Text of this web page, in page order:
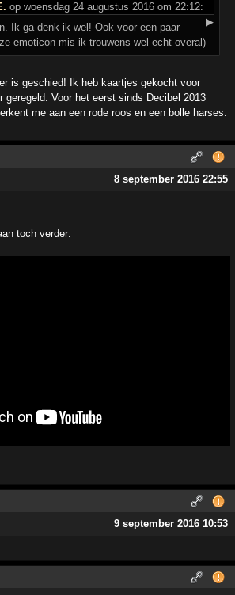
op woensdag 24 augustus 2016 om 22:12:
▶
Ik ga denk ik wel! Ook voor een paar
emoticon mis ik trouwens wel echt overal)
is geschied! Ik heb kaartjes gekocht voor
geregeld. Voor het eerst sinds Decibel 2013
me aan een rode roos en een bolle harses.
8 september 2016 22:55
toch verder:
9 september 2016 10:53